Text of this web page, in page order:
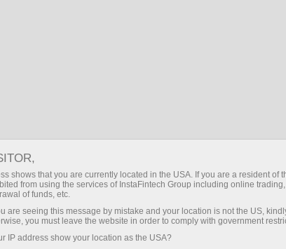
shows that you are currently located in the USA. If you are a resident of
from using the services of InstaFintech Group including online
of funds, etc.
are seeing this message by mistake and your location is not the US,
you must leave the website in order to comply with government
IP address show your location as the USA?